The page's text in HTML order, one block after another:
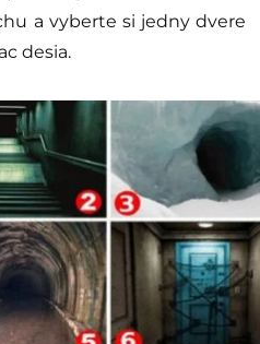
a vyberte si jedny dvere
desia.